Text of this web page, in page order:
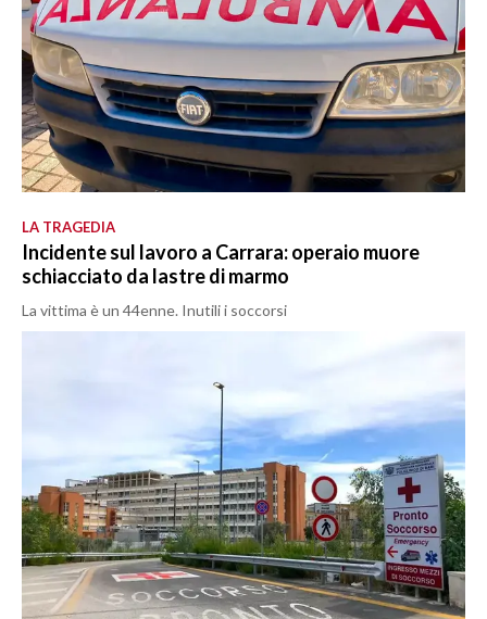
LA TRAGEDIA
Incidente sul lavoro a Carrara: operaio muore
schiacciato da lastre di marmo
La vittima è un 44enne. Inutili i soccorsi